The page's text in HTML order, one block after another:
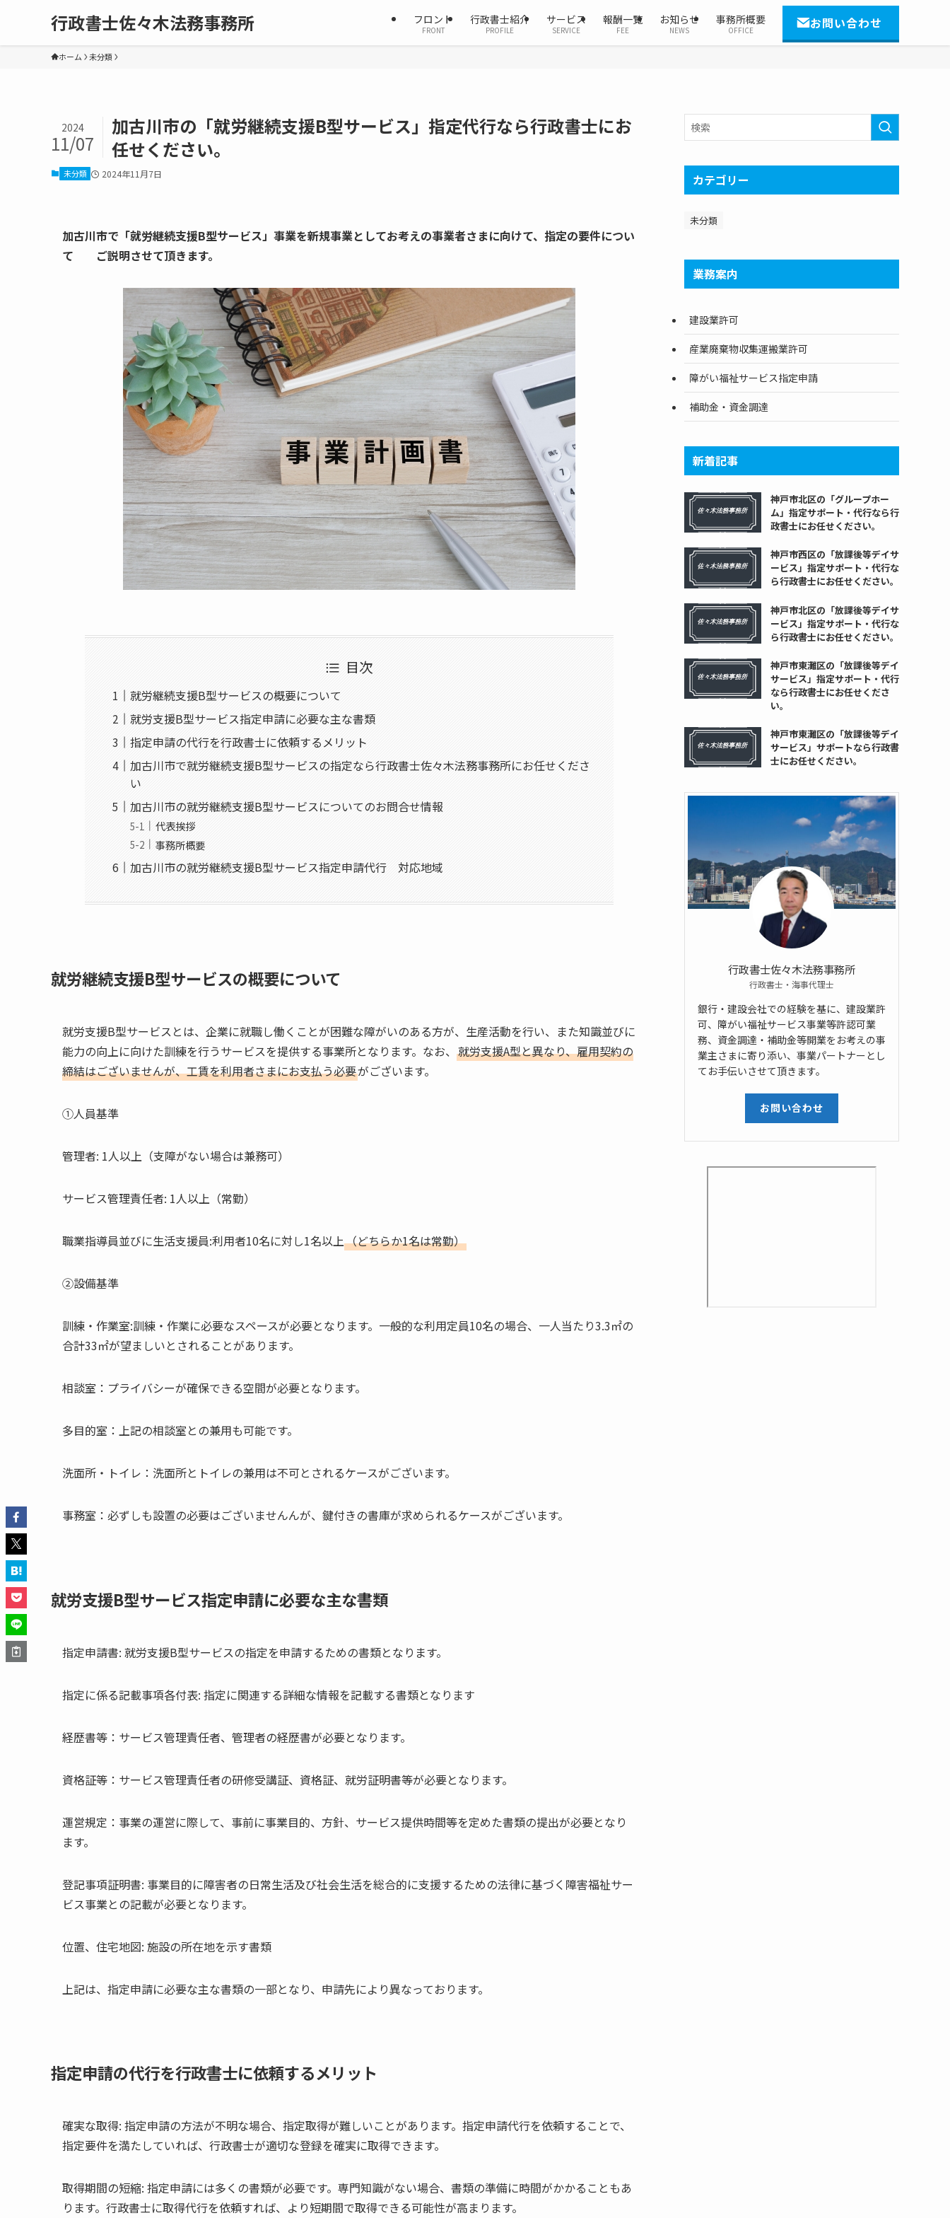
行政書士佐々木法務事務所 フロント
FRONT
行政書士紹介
PROFILE
サービス
SERVICE
報酬一覧
FEE
お知らせ
NEWS
事務所概要
OFFICE お問い合わせ
ホーム 未分類
加古川市の「就労継続支援B型サービス」指定代行なら行政書士にお
任せください。
2024
11/07
未分類 2024年11月7日
加古川市で「就労継続支援B型サービス」事業を新規事業としてお考えの事業者さまに向けて、指定の要件につい
て ご説明させて頂きます。
目次
就労継続支援B型サービスの概要について
就労支援B型サービス指定申請に必要な主な書類
指定申請の代行を行政書士に依頼するメリット
加古川市で就労継続支援B型サービスの指定なら行政書士佐々木法務事務所にお任せくださ
い
加古川市の就労継続支援B型サービスについてのお問合せ情報
代表挨拶
事務所概要
加古川市の就労継続支援B型サービス指定申請代行 対応地域
就労継続支援B型サービスの概要について
就労支援B型サービスとは、企業に就職し働くことが困難な障がいのある方が、生産活動を行い、また知識並びに
能力の向上に向けた訓練を行うサービスを提供する事業所となります。なお、 就労支援A型と異なり、雇用契約の
締結はございませんが、工賃を利用者さまにお支払う必要がございます。
①人員基準
管理者: 1人以上（支障がない場合は兼務可）
サービス管理責任者: 1人以上（常勤）
職業指導員並びに生活支援員:利用者10名に対し1名以上（どちらか1名は常勤）
②設備基準
訓練・作業室:訓練・作業に必要なスペースが必要となります。一般的な利用定員10名の場合、一人当たり3.3㎡の
合計33㎡が望ましいとされることがあります。
相談室：プライバシーが確保できる空間が必要となります。
多目的室：上記の相談室との兼用も可能です。
洗面所・トイレ：洗面所とトイレの兼用は不可とされるケースがございます。
事務室：必ずしも設置の必要はございませんんが、鍵付きの書庫が求められるケースがございます。
就労支援B型サービス指定申請に必要な主な書類
指定申請書: 就労支援B型サービスの指定を申請するための書類となります。
指定に係る記載事項各付表: 指定に関連する詳細な情報を記載する書類となります
経歴書等：サービス管理責任者、管理者の経歴書が必要となります。
資格証等：サービス管理責任者の研修受講証、資格証、就労証明書等が必要となります。
運営規定：事業の運営に際して、事前に事業目的、方針、サービス提供時間等を定めた書類の提出が必要となり
ます。
登記事項証明書: 事業目的に障害者の日常生活及び社会生活を総合的に支援するための法律に基づく障害福祉サー
ビス事業との記載が必要となります。
位置、住宅地図: 施設の所在地を示す書類
上記は、指定申請に必要な主な書類の一部となり、申請先により異なっております。
指定申請の代行を行政書士に依頼するメリット
確実な取得: 指定申請の方法が不明な場合、指定取得が難しいことがあります。指定申請代行を依頼することで、
指定要件を満たしていれば、行政書士が適切な登録を確実に取得できます。
取得期間の短縮: 指定申請には多くの書類が必要です。専門知識がない場合、書類の準備に時間がかかることもあ
ります。行政書士に取得代行を依頼すれば、より短期間で取得できる可能性が高まります。
カテゴリー
未分類
業務案内
建設業許可
産業廃棄物収集運搬業許可
障がい福祉サービス指定申請
補助金・資金調達
新着記事
神戸市北区の「グループホー
ム」指定サポート・代行なら行
政書士にお任せください。
神戸市西区の「放課後等デイサ
ービス」指定サポート・代行な
ら行政書士にお任せください。
神戸市北区の「放課後等デイサ
ービス」指定サポート・代行な
ら行政書士にお任せください。
神戸市東灘区の「放課後等デイ
サービス」指定サポート・代行
なら行政書士にお任せくださ
い。
神戸市東灘区の「放課後等デイ
サービス」サポートなら行政書
士にお任せください。
行政書士佐々木法務事務所
行政書士・海事代理士
銀行・建設会社での経験を基に、建設業許
可、障がい福祉サービス事業等許認可業
務、資金調達・補助金等開業をお考えの事
業主さまに寄り添い、事業パートナーとし
てお手伝いさせて頂きます。
お問い合わせ